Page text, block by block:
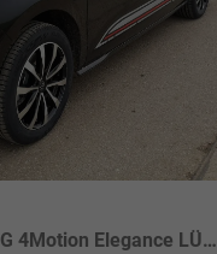
Sport Edition 1,5eHybrid DSG 4Motion Elegance LÜ 5 Sitzer